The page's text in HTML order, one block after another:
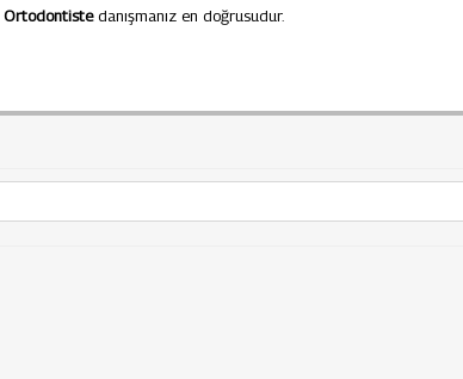
Ortodontistedanışmanız en doğrusudur.